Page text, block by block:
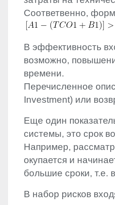
Соответвенно,
В эффективность
возможно,
времени.
Перечисленное
Investment) или
Еще один
системы, это срок
Например,
окупается и
большие сроки, т.е.
В набор рисков